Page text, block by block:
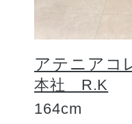
アテニアコ
本社 R.K
164cm